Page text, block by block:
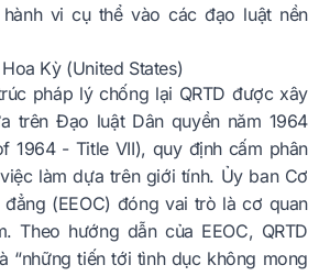
vi cụ thể vào các đạo luật nền
Kỳ (United States)
pháp lý chống lại QRTD được xây
trên Đạo luật Dân quyền năm 1964
1964 - Title VII), quy định cấm phân
làm dựa trên giới tính. Ủy ban Cơ
đẳng (EEOC) đóng vai trò là cơ quan
Theo hướng dẫn của EEOC, QRTD
“những tiến tới tình dục không mong